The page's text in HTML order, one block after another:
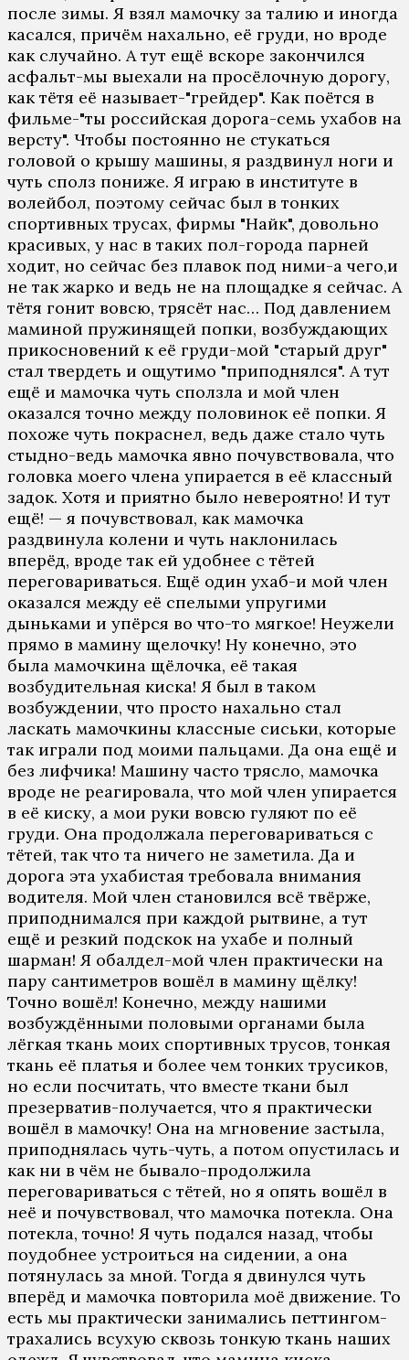
после зимы. Я взял мамочку за талию и иногда
касался, причём нахально, её груди, но вроде
как случайно. А тут ещё вскоре закончился
асфальт-мы выехали на просёлочную дорогу,
как тётя её называет-"грейдер". Как поётся в
фильме-"ты российская дорога-семь ухабов на
версту". Чтобы постоянно не стукаться
головой о крышу машины, я раздвинул ноги и
чуть сполз пониже. Я играю в институте в
волейбол, поэтому сейчас был в тонких
спортивных трусах, фирмы "Найк", довольно
красивых, у нас в таких пол-города парней
ходит, но сейчас без плавок под ними-а чего,и
не так жарко и ведь не на площадке я сейчас. А
тётя гонит вовсю, трясёт нас… Под давлением
маминой пружинящей попки, возбуждающих
прикосновений к её груди-мой "старый друг"
стал твердеть и ощутимо "приподнялся". А тут
ещё и мамочка чуть сползла и мой член
оказался точно между половинок её попки. Я
похоже чуть покраснел, ведь даже стало чуть
стыдно-ведь мамочка явно почувствовала, что
головка моего члена упирается в её классный
задок. Хотя и приятно было невероятно! И тут
ещё! — я почувствовал, как мамочка
раздвинула колени и чуть наклонилась
вперёд, вроде так ей удобнее с тётей
переговариваться. Ещё один ухаб-и мой член
оказался между её спелыми упругими
дыньками и упёрся во что-то мягкое! Неужели
прямо в мамину щелочку! Ну конечно, это
была мамочкина щёлочка, её такая
возбудительная киска! Я был в таком
возбуждении, что просто нахально стал
ласкать мамочкины классные сиськи, которые
так играли под моими пальцами. Да она ещё и
без лифчика! Машину часто трясло, мамочка
вроде не реагировала, что мой член упирается
в её киску, а мои руки вовсю гуляют по её
груди. Она продолжала переговариваться с
тётей, так что та ничего не заметила. Да и
дорога эта ухабистая требовала внимания
водителя. Мой член становился всё твёрже,
приподнимался при каждой рытвине, а тут
ещё и резкий подскок на ухабе и полный
шарман! Я обалдел-мой член практически на
пару сантиметров вошёл в мамину щёлку!
Точно вошёл! Конечно, между нашими
возбуждёнными половыми органами была
лёгкая ткань моих спортивных трусов, тонкая
ткань её платья и более чем тонких трусиков,
но если посчитать, что вместе ткани был
презерватив-получается, что я практически
вошёл в мамочку! Она на мгновение застыла,
приподнялась чуть-чуть, а потом опустилась и
как ни в чём не бывало-продолжила
переговариваться с тётей, но я опять вошёл в
неё и почувствовал, что мамочка потекла. Она
потекла, точно! Я чуть подался назад, чтобы
поудобнее устроиться на сидении, а она
потянулась за мной. Тогда я двинулся чуть
вперёд и мамочка повторила моё движение. То
есть мы практически занимались петтингом-
трахались всухую сквозь тонкую ткань наших